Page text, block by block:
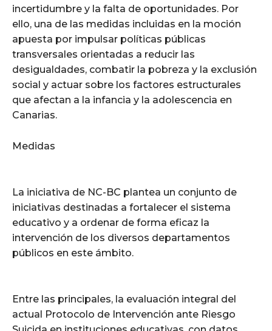
incertidumbre y la falta de oportunidades. Por
ello, una de las medidas incluidas en la moción
apuesta por impulsar políticas públicas
transversales orientadas a reducir las
desigualdades, combatir la pobreza y la exclusión
social y actuar sobre los factores estructurales
que afectan a la infancia y la adolescencia en
Canarias.
Medidas
La iniciativa de NC-BC plantea un conjunto de
iniciativas destinadas a fortalecer el sistema
educativo y a ordenar de forma eficaz la
intervención de los diversos departamentos
públicos en este ámbito.
Entre las principales, la evaluación integral del
actual Protocolo de Intervención ante Riesgo